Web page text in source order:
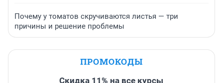
Почему у томатов скручиваются листья — три
причины и решение проблемы
ПРОМОКОДЫ
Скидка 11% на все курсы